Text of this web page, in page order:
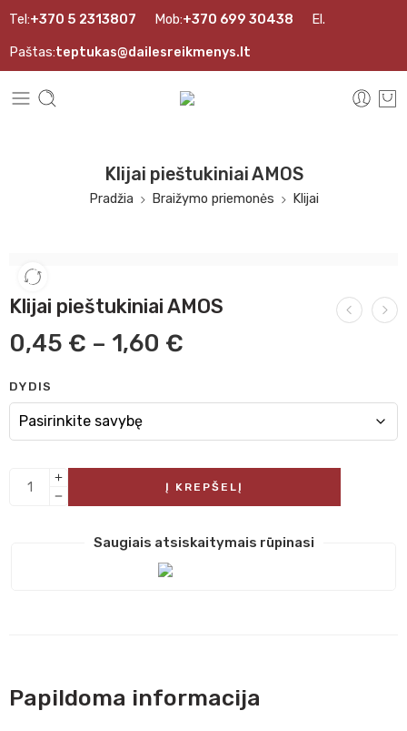
Tel:+370 5 2313807 Mob:+370 699 30438 El.
Paštas:teptukas@dailesreikmenys.lt
Klijai pieštukiniai AMOS
Pradžia Braižymo priemonės Klijai
Klijai pieštukiniai AMOS
0,45 € – 1,60 €
DYDIS
Į KREPŠELĮ
Saugiais atsiskaitymais rūpinasi
Papildoma informacija